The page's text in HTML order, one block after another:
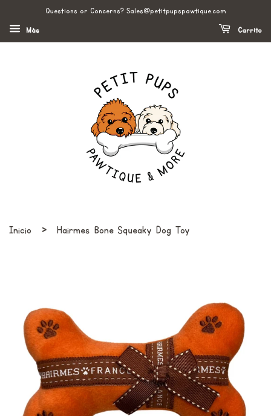
Questions or Concerns? Sales@petitpupspawtique.com
Más Carrito
Inicio › Hairmes Bone Squeaky Dog Toy